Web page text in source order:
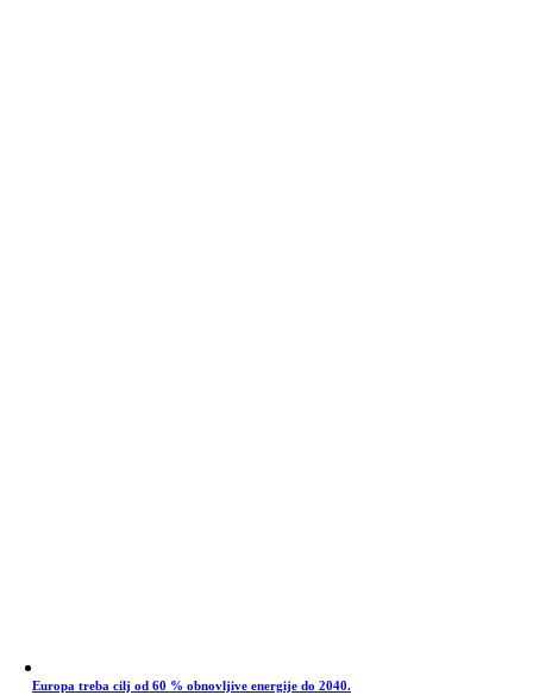
Europa treba cilj od 60 % obnovljive energije do 2040.